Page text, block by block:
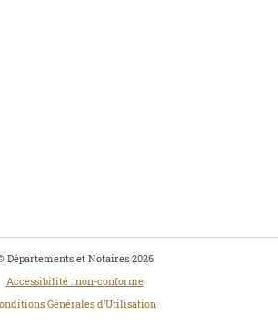
Départements et Notaires 2026
Accessibilité : non-conforme
Générales d'Utilisation